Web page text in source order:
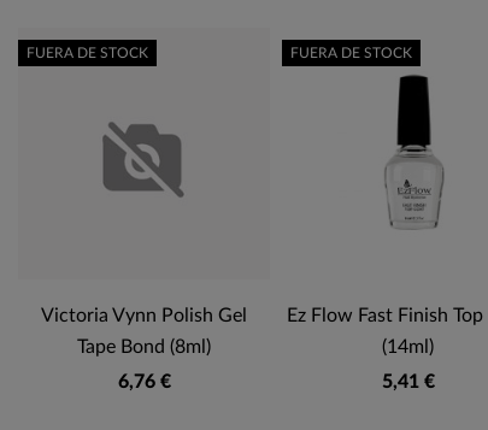
Victoria Vynn Polish Gel
Tape Bond (8ml)
6,76 €
FUERA DE STOCK
Ez Flow Fast Finish
(14ml)
5,41 €
FUERA DE STOCK